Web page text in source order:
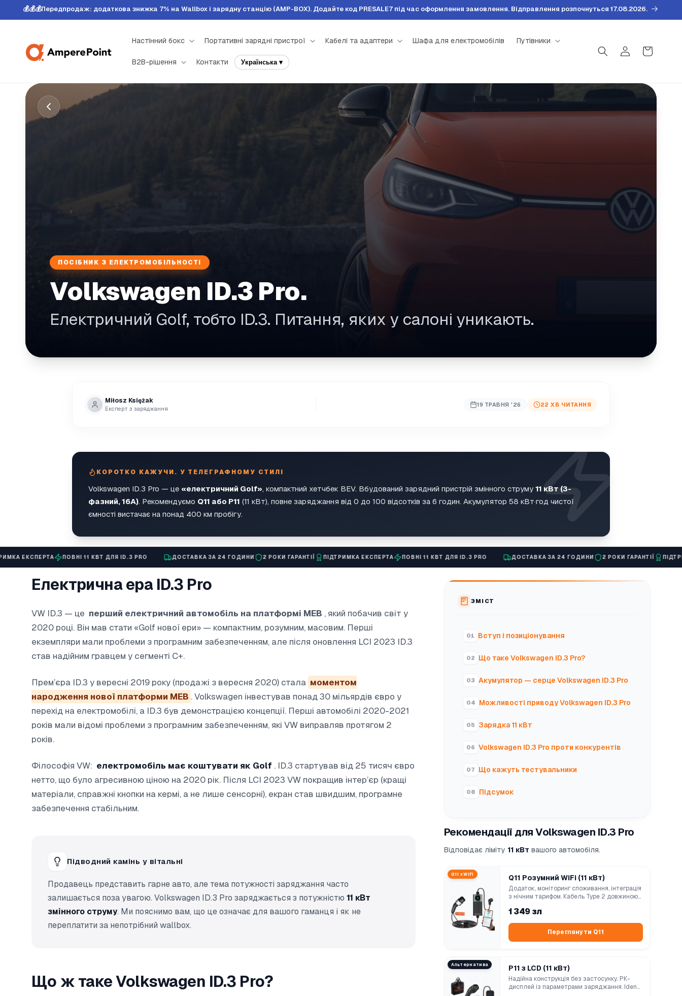
до
змісту
💰💰💰Передпродаж: додаткова знижка 7% на Wallbox і зарядну станцію (AMP-BOX). Додайте код PRESALE7 під час оформлення замовлення. Відправлення розпочнуться 17.08.2026.
Настінний бокс Портативні зарядні пристрої Кабелі та адаптери Шафа для електромобілів Путівники
B2B-рішення Контакти Українська ▾
Увійти Кошик
ПОСІБНИК З ЕЛЕКТРОМОБІЛЬНОСТІ
Volkswagen ID.3 Pro.
Електричний Golf, тобто ID.3. Питання, яких у салоні уникають.
Miłosz Księżak
Експерт з заряджання
19 ТРАВНЯ '26 22 ХВ ЧИТАННЯ
КОРОТКО КАЖУЧИ. У ТЕЛЕГРАФНОМУ СТИЛІ
Volkswagen ID.3 Pro — це «електричний Golf», компактний хетчбек BEV. Вбудований зарядний пристрій змінного струму 11 кВт (3-
фазний, 16А). Рекомендуємо Q11 або P11 (11 кВт), повне заряджання від 0 до 100 відсотків за 6 годин. Акумулятор 58 кВт·год чистої
ємності вистачає на понад 400 км пробігу.
ПОВНІ 11 КВТ ДЛЯ ID.3 PRO ДОСТАВКА ЗА 24 ГОДИНИ 2 РОКИ ГАРАНТІЇ ПІДТРИМКА ЕКСПЕРТА ПОВНІ 11 КВТ ДЛЯ ID.3 PRO ДОСТАВКА ЗА 24 ГОДИНИ 2 РОКИ ГАРАНТІЇ ПІДТРИМКА
Електрична ера ID.3 Pro
VW ID.3 — це перший електричний автомобіль на платформі MEB , який побачив світ у
2020 році. Він мав стати «Golf нової ери» — компактним, розумним, масовим. Перші
екземпляри мали проблеми з програмним забезпеченням, але після оновлення LCI 2023 ID.3
став надійним гравцем у сегменті C+.
Прем’єра ID.3 у вересні 2019 року (продажі з вересня 2020) стала моментом
народження нової платформи MEB . Volkswagen інвестував понад 30 мільярдів євро у
перехід на електромобілі, а ID.3 був демонстрацією концепції. Перші автомобілі 2020-2021
років мали відомі проблеми з програмним забезпеченням, які VW виправляв протягом 2
років.
Філософія VW: електромобіль має коштувати як Golf . ID.3 стартував від 25 тисяч євро
нетто, що було агресивною ціною на 2020 рік. Після LCI 2023 VW покращив інтер’єр (кращі
матеріали, справжні кнопки на кермі, а не лише сенсорні), екран став швидшим, програмне
забезпечення стабільним.
Підводний камінь у вітальні
Продавець представить гарне авто, але тема потужності заряджання часто
залишається поза увагою. Volkswagen ID.3 Pro заряджається з потужністю 11 кВт
змінного струму. Ми пояснимо вам, що це означає для вашого гаманця і як не
переплатити за непотрібний wallbox.
Що ж таке Volkswagen ID.3 Pro?
ЗМІСТ
Вступ і позиціонування
Що таке Volkswagen ID.3 Pro?
Акумулятор — серце Volkswagen ID.3 Pro
Можливості приводу Volkswagen ID.3 Pro
Зарядка 11 кВт
Volkswagen ID.3 Pro проти конкурентів
Що кажуть тестувальники
Підсумок
Рекомендації для Volkswagen ID.3 Pro
Відповідає ліміту 11 кВт вашого автомобіля.
Q11 з WiFi Q11 Розумний WiFi (11 кВт)
Додаток, моніторинг споживання, інтеграція
з нічним тарифом. Кабель Type 2 довжиною...
1 349 зл
Переглянути Q11
Альтернатива P11 з LCD (11 кВт)
Надійна конструкція без застосунку. РК-
дисплей із параметрами заряджання. Iden...